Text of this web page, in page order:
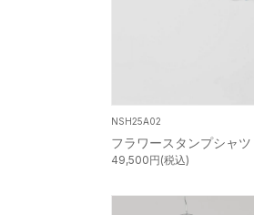
NSH25A02
フラワースタンプシャツ
49,500円(税込)